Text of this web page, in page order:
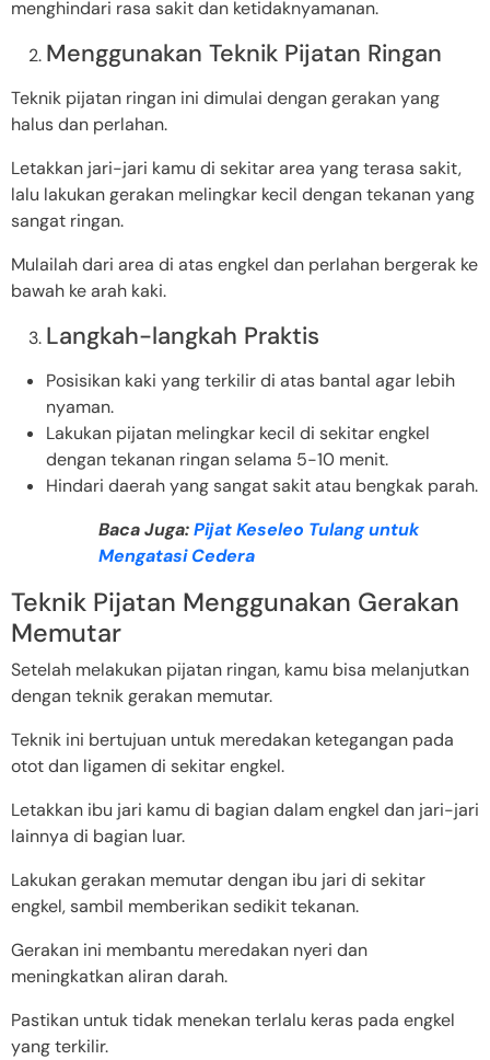
menghindari rasa sakit dan ketidaknyamanan.
Menggunakan Teknik Pijatan Ringan
Teknik pijatan ringan ini dimulai dengan gerakan yang
halus dan perlahan.
Letakkan jari-jari kamu di sekitar area yang terasa sakit,
lalu lakukan gerakan melingkar kecil dengan tekanan yang
sangat ringan.
Mulailah dari area di atas engkel dan perlahan bergerak ke
bawah ke arah kaki.
Langkah-langkah Praktis
Posisikan kaki yang terkilir di atas bantal agar lebih
nyaman.
Lakukan pijatan melingkar kecil di sekitar engkel
dengan tekanan ringan selama 5-10 menit.
Hindari daerah yang sangat sakit atau bengkak parah.
Baca Juga:Pijat Keseleo Tulang untuk
Mengatasi Cedera
Teknik Pijatan Menggunakan Gerakan
Memutar
Setelah melakukan pijatan ringan, kamu bisa melanjutkan
dengan teknik gerakan memutar.
Teknik ini bertujuan untuk meredakan ketegangan pada
otot dan ligamen di sekitar engkel.
Letakkan ibu jari kamu di bagian dalam engkel dan jari-jari
lainnya di bagian luar.
Lakukan gerakan memutar dengan ibu jari di sekitar
engkel, sambil memberikan sedikit tekanan.
Gerakan ini membantu meredakan nyeri dan
meningkatkan aliran darah.
Pastikan untuk tidak menekan terlalu keras pada engkel
yang terkilir.